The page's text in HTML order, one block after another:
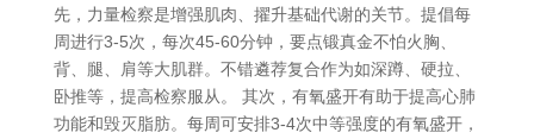
先，力量检察是增强肌肉、擢升基础代谢的关节。提倡每
周进行3-5次，每次45-60分钟，要点锻真金不怕火胸、
背、腿、肩等大肌群。不错遴荐复合作为如深蹲、硬拉、
卧推等，提高检察服从。 其次，有氧盛开有助于提高心肺
功能和毁灭脂肪。每周可安排3-4次中等强度的有氧盛开，